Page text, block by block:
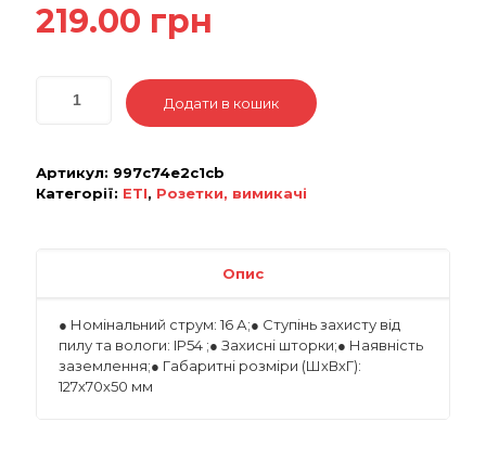
219.00 грн
Додати в кошик
Артикул: 997c74e2c1cb
Категорії: ETI, Розетки, вимикачі
Опис
● Номінальний струм: 16 А;● Ступінь захисту від
пилу та вологи: IP54 ;● Захисні шторки;● Наявність
заземлення;● Габаритні розміри (ШхВхГ):
127х70х50 мм